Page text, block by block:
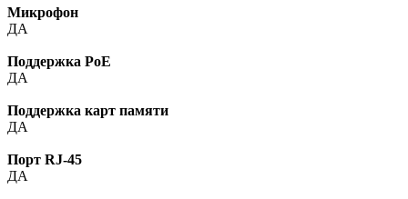
Микрофон
ДА
Поддержка PoE
ДА
Поддержка карт памяти
ДА
Порт RJ-45
ДА